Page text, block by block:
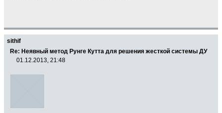
sithif
Re: Неявный метод Рунге Кутта для решения жесткой системы ДУ
01.12.2013, 21:48